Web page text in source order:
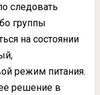
следовать
группы
на состоянии
режим питания.
решение в